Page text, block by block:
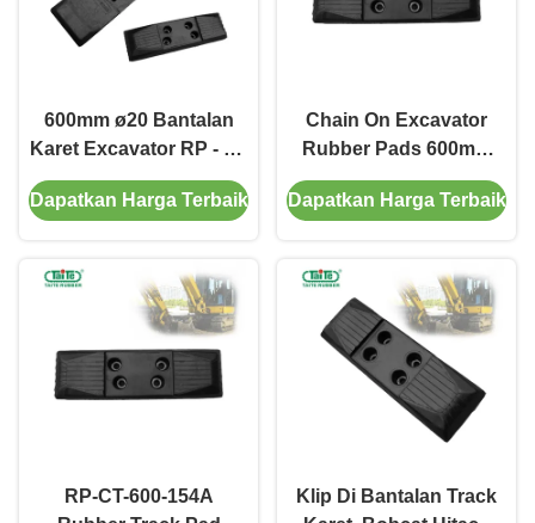
600mm ø20 Bantalan
Karet Excavator RP - ST
- 600A - M20 Untuk Seri
Hitatch Dan Komatsu
Dapatkan Harga Terbaik
Chain On Excavator
Rubber Pads 600mm
Lebar Tahan Aus Daya
Tahan Tinggi
Dapatkan Harga Terbaik
RP-CT-600-154A
Klip Di Bantalan Track